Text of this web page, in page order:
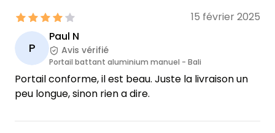
15 février 2025
P
Paul N
Avis vérifié
Portail battant aluminium manuel - Bali
Portail conforme, il est beau. Juste la livraison un
peu longue, sinon rien a dire.